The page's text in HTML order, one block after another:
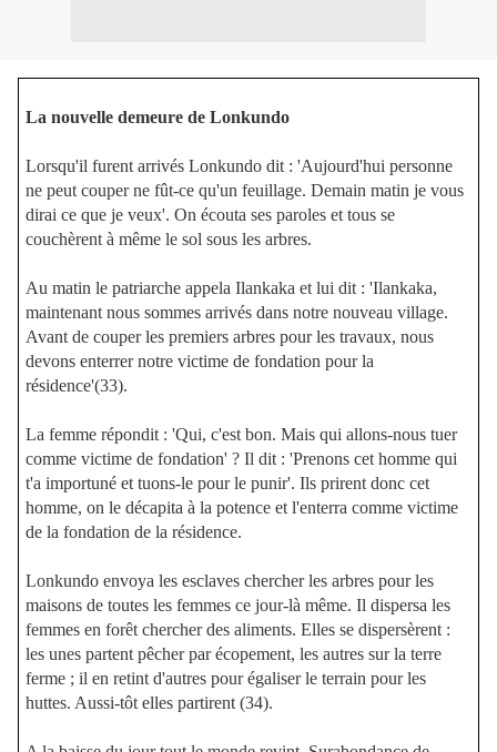
La nouvelle demeure de Lonkundo
Lorsqu'il furent arrivés Lonkundo dit : 'Aujourd'hui personne
ne peut couper ne fût-ce qu'un feuillage. Demain matin je vous
dirai ce que je veux'. On écouta ses paroles et tous se
couchèrent à même le sol sous les arbres.
Au matin le patriarche appela Ilankaka et lui dit : 'Ilankaka,
maintenant nous sommes arrivés dans notre nouveau village.
Avant de couper les premiers arbres pour les travaux, nous
devons enterrer notre victime de fondation pour la
résidence'(33).
La femme répondit : 'Qui, c'est bon. Mais qui allons-nous tuer
comme victime de fondation' ? Il dit : 'Prenons cet homme qui
t'a importuné et tuons-le pour le punir'. Ils prirent donc cet
homme, on le décapita à la potence et l'enterra comme victime
de la fondation de la résidence.
Lonkundo envoya les esclaves chercher les arbres pour les
maisons de toutes les femmes ce jour-là même. Il dispersa les
femmes en forêt chercher des aliments. Elles se dispersèrent :
les unes partent pêcher par écopement, les autres sur la terre
ferme ; il en retint d'autres pour égaliser le terrain pour les
huttes. Aussi-tôt elles partirent (34).